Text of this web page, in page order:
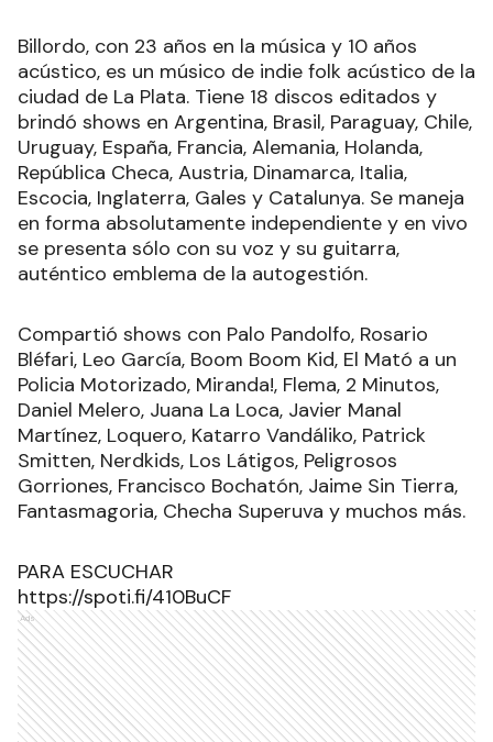
Billordo, con 23 años en la música y 10 años
acústico, es un músico de indie folk acústico de la
ciudad de La Plata. Tiene 18 discos editados y
brindó shows en Argentina, Brasil, Paraguay, Chile,
Uruguay, España, Francia, Alemania, Holanda,
República Checa, Austria, Dinamarca, Italia,
Escocia, Inglaterra, Gales y Catalunya. Se maneja
en forma absolutamente independiente y en vivo
se presenta sólo con su voz y su guitarra,
auténtico emblema de la autogestión.
Compartió shows con Palo Pandolfo, Rosario
Bléfari, Leo García, Boom Boom Kid, El Mató a un
Policia Motorizado, Miranda!, Flema, 2 Minutos,
Daniel Melero, Juana La Loca, Javier Manal
Martínez, Loquero, Katarro Vandáliko, Patrick
Smitten, Nerdkids, Los Látigos, Peligrosos
Gorriones, Francisco Bochatón, Jaime Sin Tierra,
Fantasmagoria, Checha Superuva y muchos más.
PARA ESCUCHAR
https://spoti.fi/410BuCF
Ads